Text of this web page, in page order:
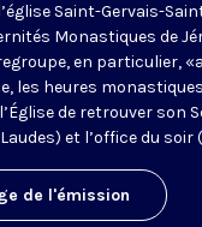
Saint-Gervais-
Monastiques de
en particulier,
les heures
de retrouver son
et l’office du soir
de l'émission